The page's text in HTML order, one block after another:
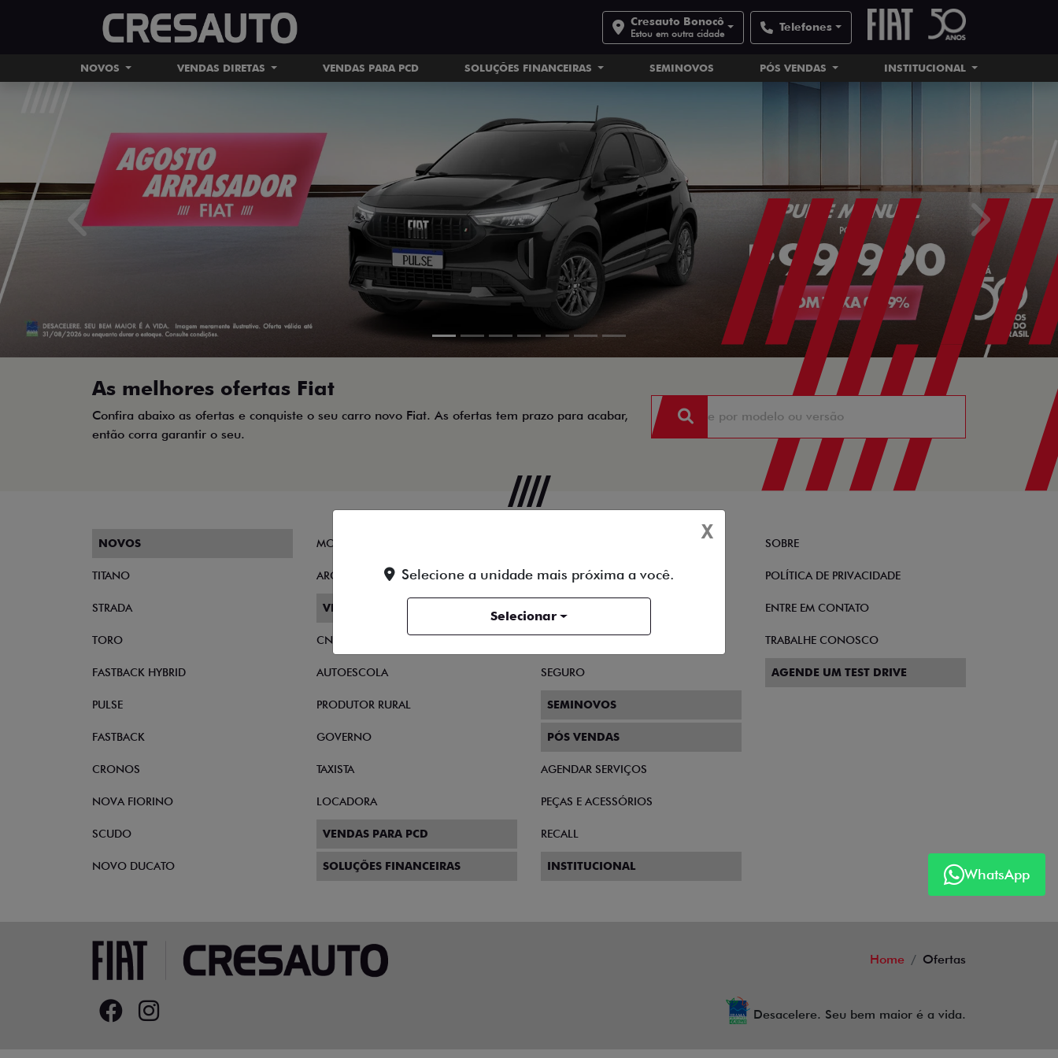
Cresauto Bonocô
Estou em outra cidade Telefones
NOVOS VENDAS DIRETAS VENDAS PARA PCD SOLUÇÕES FINANCEIRAS SEMINOVOS PÓS VENDAS INSTITUCIONAL
templates.template-01.components.carousel.texts.control_prev
As melhores ofertas Fiat
Confira abaixo as ofertas e conquiste o seu carro novo Fiat. As ofertas tem prazo para acabar,
então corra garantir o seu.
WhatsApp
NOVOS
TITANO
STRADA
TORO
FASTBACK HYBRID
PULSE
FASTBACK
CRONOS
NOVA FIORINO
SCUDO
NOVO DUCATO
MOBI
ARGO
VENDAS DIRETAS
CNPJ E MICROEMPRESÁRIO
AUTOESCOLA
PRODUTOR RURAL
GOVERNO
TAXISTA
LOCADORA
VENDAS PARA PCD
SOLUÇÕES FINANCEIRAS
FIAT POR ASSINATURA
SEGURO
SEMINOVOS
PÓS VENDAS
AGENDAR SERVIÇOS
PEÇAS E ACESSÓRIOS
RECALL
INSTITUCIONAL
SOBRE
POLÍTICA DE PRIVACIDADE
ENTRE EM CONTATO
TRABALHE CONOSCO
AGENDE UM TEST DRIVE
Home Ofertas
Desacelere. Seu bem maior é a vida.
X
Selecione a unidade mais próxima a você.
Selecionar